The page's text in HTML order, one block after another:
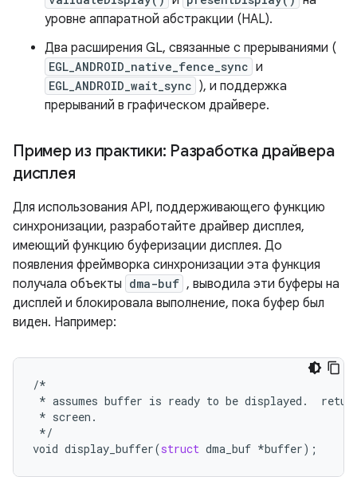
уровне аппаратной абстракции (HAL).
Два расширения GL, связанные с прерываниями (
EGL_ANDROID_native_fence_sync и
EGL_ANDROID_wait_sync ), и поддержка
прерываний в графическом драйвере.
Пример из практики: Разработка драйвера
дисплея
Для использования API, поддерживающего функцию
синхронизации, разработайте драйвер дисплея,
имеющий функцию буферизации дисплея. До
появления фреймворка синхронизации эта функция
получала объекты dma-buf , выводила эти буферы на
дисплей и блокировала выполнение, пока буфер был
виден. Например:
/*
* assumes buffer is ready to be displayed .
* screen .
*/
void display_buffer(struct dma_buf *buffer);